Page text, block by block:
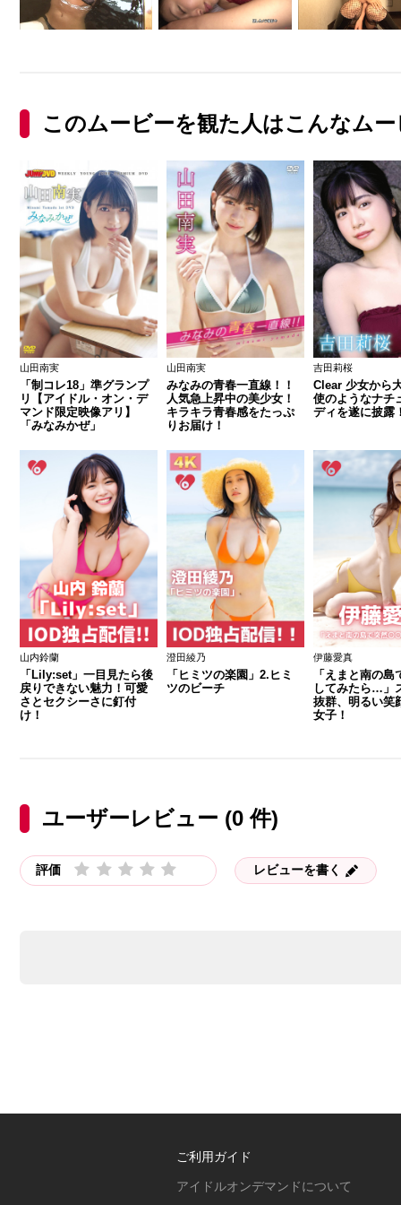
このムービーを観た人はこんなム
山田南実
「制コレ18」準グランプ
リ【アイドル・オン・デ
マンド限定映像アリ】
「みなみかぜ」
山田南実
みなみの青春一直線！！
人気急上昇中の美少女！
キラキラ青春感をたっぷ
りお届け！
吉田莉桜
Clear 少女から
使のようなナチ
ディを遂に披露
山内鈴蘭
「Lily:set」一目見たら後
戻りできない魅力！可愛
さとセクシーさに釘付
け！
澄田綾乃
「ヒミツの楽園」2.ヒミ
ツのビーチ
伊藤愛真
「えまと南の島
してみたら…」
抜群、明るい笑
女子！
ユーザーレビュー (0 件)
評価 レビューを書く
ご利用ガイド
アイドルオンデマンドについて